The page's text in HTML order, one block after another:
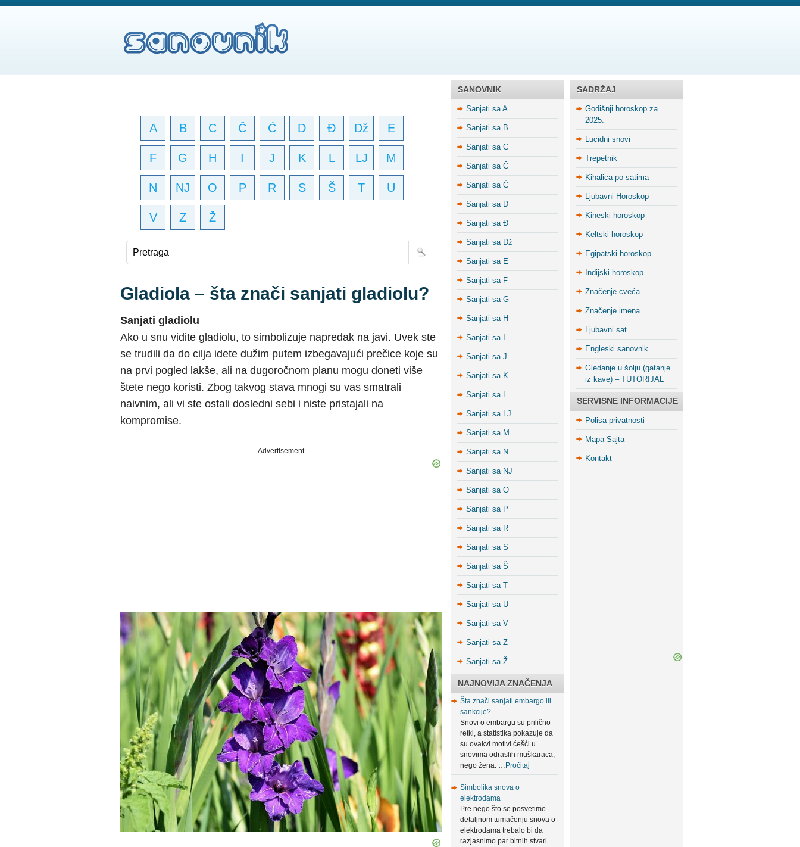
A B C Č Ć D Đ Dž E
F G H I J K L LJ M
N NJ O P R S Š T U
V Z Ž
Gladiola – šta znači sanjati gladiolu?
Sanjati gladiolu
Ako u snu vidite gladiolu, to simbolizuje napredak na javi. Uvek ste
se trudili da do cilja idete dužim putem izbegavajući prečice koje su
na prvi pogled lakše, ali na dugoročnom planu mogu doneti više
štete nego koristi. Zbog takvog stava mnogi su vas smatrali
naivnim, ali vi ste ostali dosledni sebi i niste pristajali na
kompromise.
Advertisement
SANOVNIK
Sanjati sa A
Sanjati sa B
Sanjati sa C
Sanjati sa Č
Sanjati sa Ć
Sanjati sa D
Sanjati sa Đ
Sanjati sa Dž
Sanjati sa E
Sanjati sa F
Sanjati sa G
Sanjati sa H
Sanjati sa I
Sanjati sa J
Sanjati sa K
Sanjati sa L
Sanjati sa LJ
Sanjati sa M
Sanjati sa N
Sanjati sa NJ
Sanjati sa O
Sanjati sa P
Sanjati sa R
Sanjati sa S
Sanjati sa Š
Sanjati sa T
Sanjati sa U
Sanjati sa V
Sanjati sa Z
Sanjati sa Ž
NAJNOVIJA ZNAČENJA
Šta znači sanjati embargo ili
sankcije?
Snovi o embargu su prilično
retki, a statistika pokazuje da
su ovakvi motivi ćešći u
snovima odraslih muškaraca,
nego žena. … Pročitaj
Simbolika snova o
elektrodama
Pre nego što se posvetimo
detaljnom tumačenju snova o
elektrodama trebalo bi da
razjasnimo par bitnih stvari.
SADRŽAJ
Godišnji horoskop za
2025.
Lucidni snovi
Trepetnik
Kihalica po satima
Ljubavni Horoskop
Kineski horoskop
Keltski horoskop
Egipatski horoskop
Indijski horoskop
Značenje cveća
Značenje imena
Ljubavni sat
Engleski sanovnik
Gledanje u šolju (gatanje
iz kave) – TUTORIJAL
SERVISNE INFORMACIJE
Polisa privatnosti
Mapa Sajta
Kontakt